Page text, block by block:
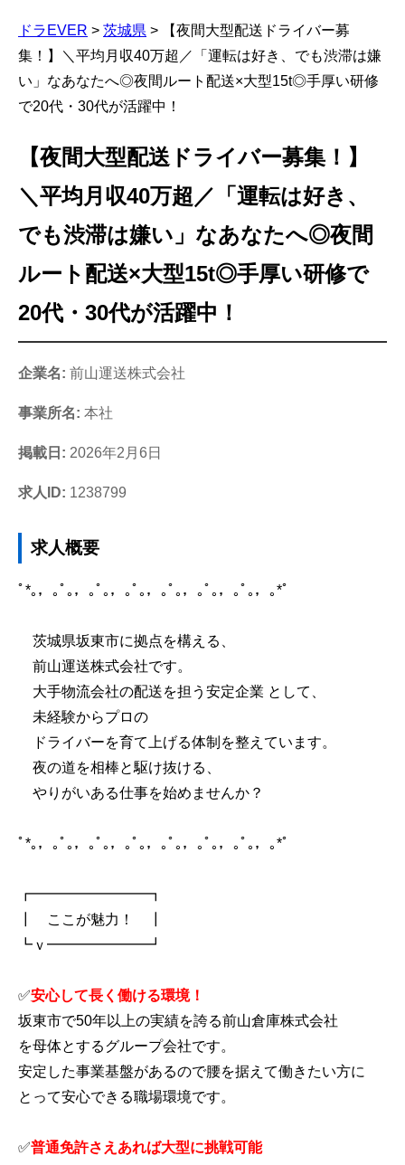
ドラEVER > 茨城県 >
【夜間大型配送ドライバー募
集！】＼平均月収40万超／「運転は好き、でも渋滞は嫌
い」なあなたへ◎夜間ルート配送×大型15t◎手厚い研修
で20代・30代が活躍中！
【夜間大型配送ドライバー募集！】
＼平均月収40万超／「運転は好き、
でも渋滞は嫌い」なあなたへ◎夜間
ルート配送×大型15t◎手厚い研修で
20代・30代が活躍中！
企業名: 前山運送株式会社
事業所名: 本社
掲載日: 2026年2月6日
求人ID: 1238799
求人概要
ﾟ*｡，｡ﾟ｡，｡ﾟ｡，｡ﾟ｡，｡ﾟ｡，｡ﾟ｡，｡ﾟ｡，｡*ﾟ
茨城県坂東市に拠点を構える、
前山運送株式会社です。
大手物流会社の配送を担う安定企業 として、
未経験からプロの
ドライバーを育て上げる体制を整えています。
夜の道を相棒と駆け抜ける、
やりがいある仕事を始めませんか？
ﾟ*｡，｡ﾟ｡，｡ﾟ｡，｡ﾟ｡，｡ﾟ｡，｡ﾟ｡，｡ﾟ｡，｡*ﾟ
┏━━━━━━━━┓
┃ ここが魅力！ ┃
┗ｖ━━━━━━━┛
✅安心して長く働ける環境！
坂東市で50年以上の実績を誇る前山倉庫株式会社
を母体とするグループ会社です。
安定した事業基盤があるので腰を据えて働きたい方に
とって安心できる職場環境です。
✅普通免許さえあれば大型に挑戦可能